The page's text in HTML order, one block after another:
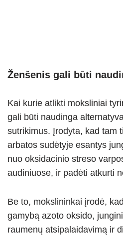
Ženšenis gali būti
Kai kurie atlikti moksliniai
gali būti naudinga
sutrikimus. Įrodyta, kad tam
arbatos sudėtyje esantys
nuo oksidacinio streso
audiniuose, ir padėti atkurti
Be to, mokslininkai įrodė,
gamybą azoto oksido,
raumenų atsipalaidavimą ir